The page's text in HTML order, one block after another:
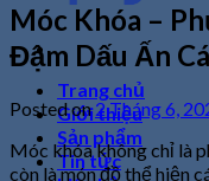
Trang chủ
Giới thiệu
Sản phẩm
Tin tức
Móc Khóa –
Đậm Dấu Ấn
Posted on2 Tháng 6,
Móc khóa không chỉ là
còn là món đồ thể hiện